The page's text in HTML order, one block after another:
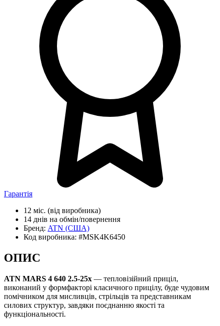
Гарантія
12 міс. (від виробника)
14 днів на обмін/повернення
Бренд: ATN (США)
Код виробника: #MSK4K6450
ОПИС
ATN MARS 4 640 2.5-25x — тепловізійний приціл,
виконаний у формфакторі класичного прицілу, буде чудовим
помічником для мисливців, стрільців та представникам
силових структур, завдяки поєднанню якості та
функціональності.